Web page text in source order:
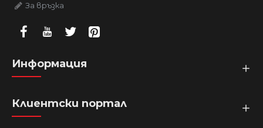
За връзка
Информация
Клиентски портал